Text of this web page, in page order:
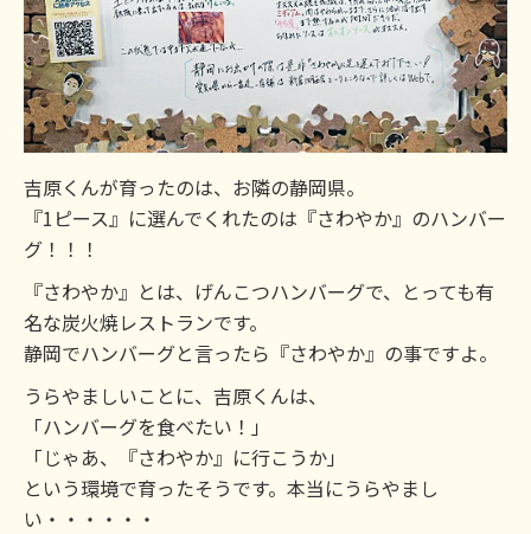
吉原くんが育ったのは、お隣の静岡県。
『1ピース』に選んでくれたのは『さわやか』のハンバー
グ！！！
『さわやか』とは、げんこつハンバーグで、とっても有
名な炭火焼レストランです。
静岡でハンバーグと言ったら『さわやか』の事ですよ。
うらやましいことに、吉原くんは、
「ハンバーグを食べたい！」
「じゃあ、『さわやか』に行こうか」
という環境で育ったそうです。本当にうらやまし
い・・・・・・